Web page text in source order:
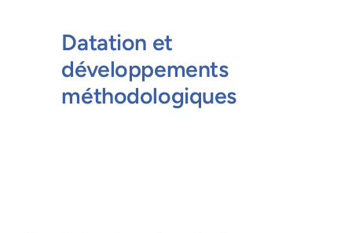
Datation et
développements
méthodologiques